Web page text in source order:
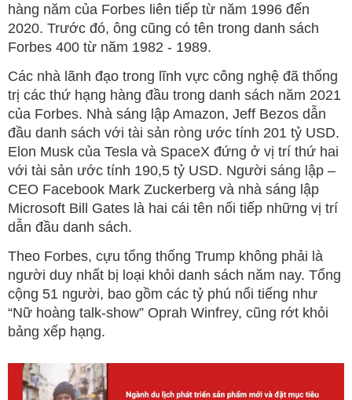
hàng năm của Forbes liên tiếp từ năm 1996 đến
2020. Trước đó, ông cũng có tên trong danh sách
Forbes 400 từ năm 1982 - 1989.
Các nhà lãnh đạo trong lĩnh vực công nghệ đã thống
trị các thứ hạng hàng đầu trong danh sách năm 2021
của Forbes. Nhà sáng lập Amazon, Jeff Bezos dẫn
đầu danh sách với tài sản ròng ước tính 201 tỷ USD.
Elon Musk của Tesla và SpaceX đứng ở vị trí thứ hai
với tài sản ước tính 190,5 tỷ USD. Người sáng lập –
CEO Facebook Mark Zuckerberg và nhà sáng lập
Microsoft Bill Gates là hai cái tên nối tiếp những vị trí
dẫn đầu danh sách.
Theo Forbes, cựu tổng thống Trump không phải là
người duy nhất bị loại khỏi danh sách năm nay. Tổng
cộng 51 người, bao gồm các tỷ phú nổi tiếng như
“Nữ hoàng talk-show” Oprah Winfrey, cũng rớt khỏi
bảng xếp hạng.